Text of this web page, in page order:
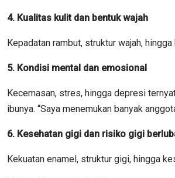
4. Kualitas kulit dan bentuk wajah
Kepadatan rambut, struktur wajah,
5. Kondisi mental dan emosional
Kecemasan, stres, hingga depresi
ibunya. “Saya menemukan banyak
6. Kesehatan gigi dan risiko gigi
Kekuatan enamel, struktur gigi, hingga